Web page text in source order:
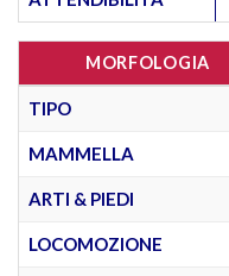
MORFOLOGIA
TIPO
MAMMELLA
ARTI & PIEDI
LOCOMOZIONE